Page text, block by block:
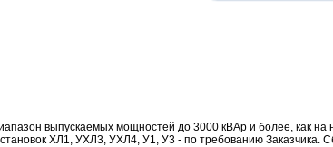
выпускаемых мощностей до 3000 кВАр и более, как на
ХЛ1, УХЛ3, УХЛ4, У1, У3 - по требованию Заказчика.